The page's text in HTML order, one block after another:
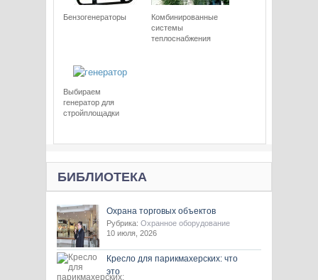
Бензогенераторы
Комбинированные
системы
теплоснабжения
Выбираем
генератор для
стройплощадки
БИБЛИОТЕКА
Охрана торговых объектов
Рубрика: Охранное оборудование
10 июля, 2026
Кресло для парикмахерских: что
это